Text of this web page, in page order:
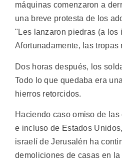
máquinas comenzaron a
una breve protesta de los
"Les lanzaron piedras (a los
Afortunadamente, las tropas
Dos horas después, los
Todo lo que quedaba era
hierros retorcidos.
Haciendo caso omiso de
e incluso de Estados
israelí de Jerusalén ha
demoliciones de casas en